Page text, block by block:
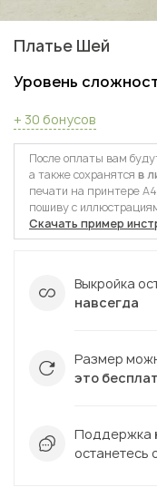
Платье Шей
Уровень
+ 30 бонусов
После оплаты вам
а также сохранятся в
печати на принтере
пошиву с
Скачать пример
Выкройка
навсегда
Размер
это
Поддержка
останетесь